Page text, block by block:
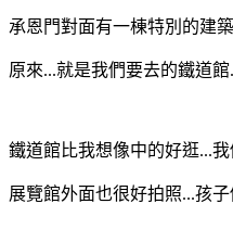
承恩門對面有一棟特別的建
原來...就是我們要去的鐵道
鐵道館比我想像中的好逛...
展覽館外面也很好拍照...孩